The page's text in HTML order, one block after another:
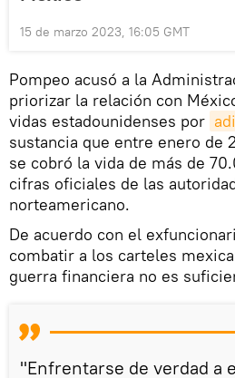
15 de marzo 2023, 16:05 GMT
Pompeo acusó a la
priorizar la relación con
vidas estadounidenses por
sustancia que entre enero de
se cobró la vida de más de
cifras oficiales de las
norteamericano.
De acuerdo con el
combatir a los carteles
guerra financiera no es
"Enfrentarse de verdad a